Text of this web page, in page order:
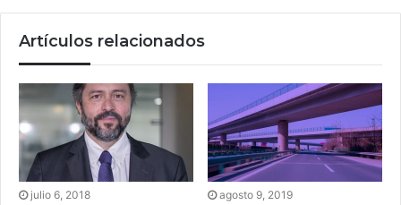
Artículos relacionados
julio 6, 2018 agosto 9, 2019